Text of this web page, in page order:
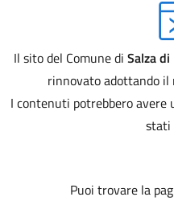
Il sito del Comune di Salza
rinnovato adottando il
I contenuti potrebbero avere
stati
Puoi trovare la